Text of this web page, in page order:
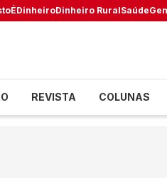
DinheiroDinheiro RuralSaúde
REVISTA COLUNAS